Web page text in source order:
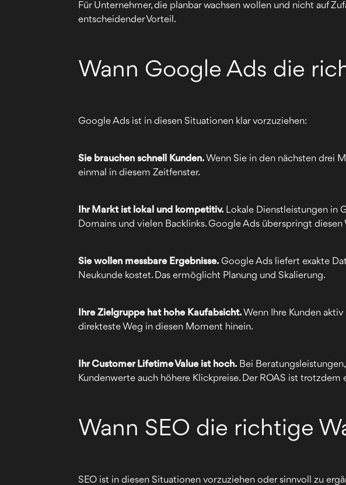
Für Unternehmer, die planbar wachsen wollen und nicht auf
entscheidender Vorteil.
Wann Google Ads die
Google Ads ist in diesen Situationen klar vorzuziehen:
Sie brauchen schnell Kunden.Wenn Sie in den nächsten drei
einmal in diesem Zeitfenster.
Ihr Markt ist lokal und kompetitiv. Lokale Dienstleistungen in
Domains und vielen Backlinks. Google Ads überspringt
Sie wollen messbare Ergebnisse. Google Ads liefert exakte
Neukunde kostet. Das ermöglicht Planung und Skalierung.
Ihre Zielgruppe hat hohe Kaufabsicht.Wenn Ihre Kunden
direkteste Weg in diesen Moment hinein.
Ihr Customer Lifetime Value ist hoch. Bei
Kundenwerte auch höhere Klickpreise. Der ROAS ist trotzdem
Wann SEO die richtige
SEO ist in diesen Situationen vorzuziehen oder sinnvoll zu